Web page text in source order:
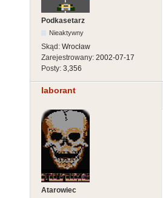
Podkasetarz
Nieaktywny
Skąd: Wrocław
Zarejestrowany: 2002-07-17
Posty: 3,356
laborant
Atarowiec